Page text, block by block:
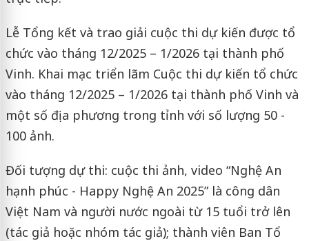
Lễ Tổng kết và trao giải cuộc thi dự kiến được tổ
chức vào tháng 12/2025 – 1/2026 tại thành phố
Vinh. Khai mạc triển lãm Cuộc thi dự kiến tổ chức
vào tháng 12/2025 – 1/2026 tại thành phố Vinh và
một số địa phương trong tỉnh với số lượng 50 -
100 ảnh.
Đối tượng dự thi: cuộc thi ảnh, video “Nghệ An
hạnh phúc - Happy Nghệ An 2025” là công dân
Việt Nam và người nước ngoài từ 15 tuổi trở lên
(tác giả hoặc nhóm tác giả); thành viên Ban Tổ